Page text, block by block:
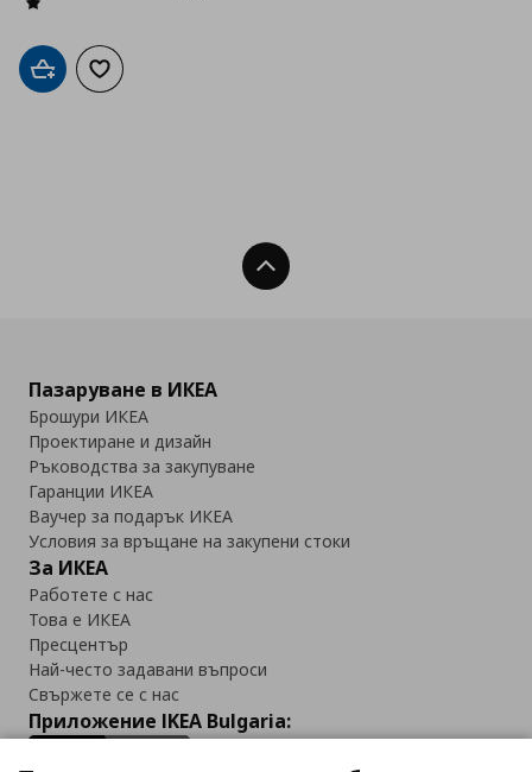
Добави в кошницата
Добави към списъка с любими
Нагоре
Пазаруване в ИКЕА
Брошури ИКЕА
Проектиране и дизайн
Ръководства за закупуване
Гаранции ИКЕА
Ваучер за подарък ИКЕА
Условия за връщане на закупени стоки
За ИКЕА
Работете с нас
Това е ИКЕА
Пресцентър
Най-често задавани въпроси
Свържете се с нас
Приложение IKEA Bulgaria: